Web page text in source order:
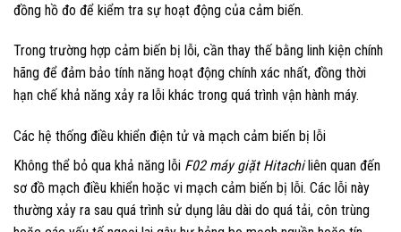
đồng hồ đo để kiểm tra sự hoạt động của cảm biến.
Trong trường hợp cảm biến bị lỗi, cần thay thế bằng linh kiện chính
hãng để đảm bảo tính năng hoạt động chính xác nhất, đồng thời
hạn chế khả năng xảy ra lỗi khác trong quá trình vận hành máy.
Các hệ thống điều khiển điện tử và mạch cảm biến bị lỗi
Không thể bỏ qua khả năng lỗi F02 máy giặt Hitachiliên quan đến
sơ đồ mạch điều khiển hoặc vi mạch cảm biến bị lỗi. Các lỗi này
thường xảy ra sau quá trình sử dụng lâu dài do quá tải, côn trùng